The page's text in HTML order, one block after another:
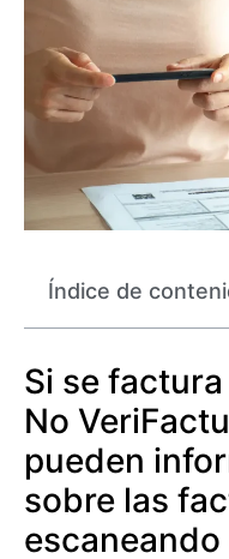
Índice de
Si se
No
pueden
sobre las
escaneando